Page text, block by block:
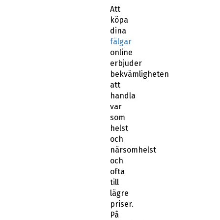
Att
köpa
dina
fälgar
online
erbjuder
bekvämligheten
att
handla
var
som
helst
och
närsomhelst
och
ofta
till
lägre
priser.
På